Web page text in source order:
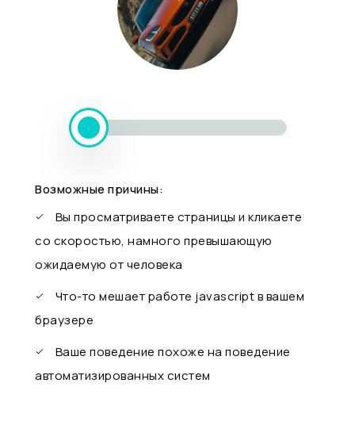
Возможные причины:
Вы просматриваете страницы и кликаете
со скоростью, намного превышающую
ожидаемую от человека
Что-то мешает работе javascript в вашем
браузере
Ваше поведение похоже на поведение
автоматизированных систем